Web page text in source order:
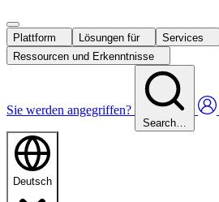
Plattform Lösungen für Services
Ressourcen und Erkenntnisse
Sie werden angegriffen?
Search…
Deutsch